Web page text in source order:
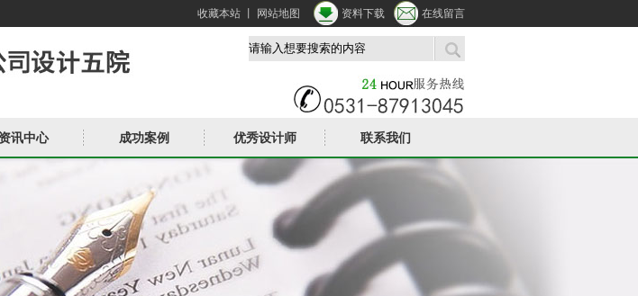
资料下载 在线留言
收藏本站 网站地图
资讯中心 成功案例 优秀设计师 联系我们